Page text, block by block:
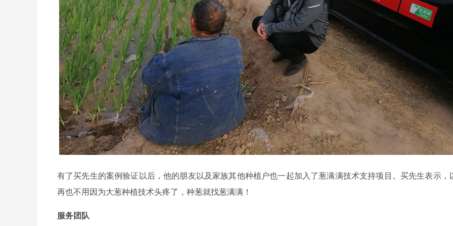
有了买先生的案例验证以后，他的朋友以及家族其他种植户也一起加入了葱满满技术支持项目。买先生表示，
再也不用因为大葱种植技术头疼了，种葱就找葱满满！
服务团队